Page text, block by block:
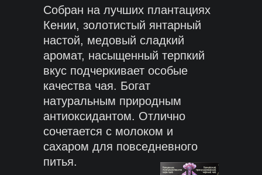
Собран на лучших плантациях
Кении, золотистый янтарный
настой, медовый сладкий
аромат, насыщенный терпкий
вкус подчеркивает особые
качества чая. Богат
натуральным природным
антиоксидантом. Отлично
сочетается с молоком и
сахаром для повседневного
питья.